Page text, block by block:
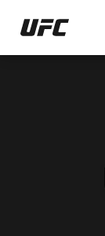
イ
ン